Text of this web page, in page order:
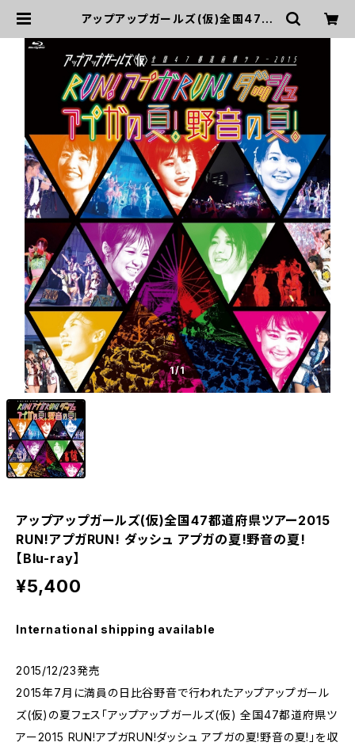
アップアップガールズ(仮)全国47都
lu-ray】 | UP UP GIRLS SHOP
1/1
アップアップガールズ(仮)全国47都道府県ツアー2015
RUN!アプガRUN! ダッシュ アプガの夏!野音の夏!
【Blu-ray】
¥5,400
International shipping available
2015/12/23発売
2015年7月に満員の日比谷野音で行われたアップアップガール
ズ(仮)の夏フェス「アップアップガールズ(仮) 全国47都道府県ツ
アー2015 RUN!アプガRUN!ダッシュ アプガの夏!野音の夏!」を収